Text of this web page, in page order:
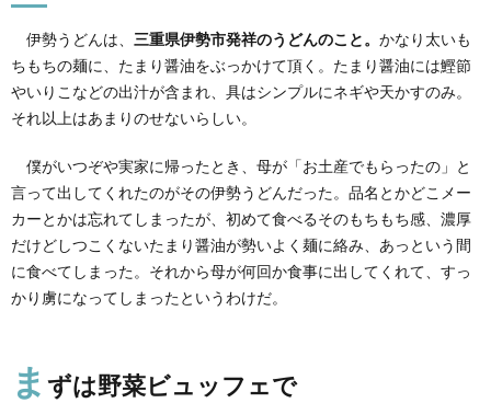
伊勢うどんは、 三重県伊勢市発祥のうどんのこと。 かなり太いも
ちもちの麺に、たまり醤油をぶっかけて頂く。たまり醤油には鰹節
やいりこなどの出汁が含まれ、具はシンプルにネギや天かすのみ。
それ以上はあまりのせないらしい。
僕がいつぞや実家に帰ったとき、母が「お土産でもらったの」と
言って出してくれたのがその伊勢うどんだった。品名とかどこメー
カーとかは忘れてしまったが、初めて食べるそのもちもち感、濃厚
だけどしつこくないたまり醤油が勢いよく麺に絡み、あっという間
に食べてしまった。それから母が何回か食事に出してくれて、すっ
かり虜になってしまったというわけだ。
ま ずは野菜ビュッフェで